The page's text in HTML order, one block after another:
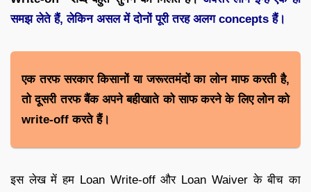
समझ लेते हैं, लेकिन असल में दोनों पूरी तरह अलग concepts हैं।
एक तरफ सरकार किसानों या जरूरतमंदों का लोन माफ करती है,
तो दूसरी तरफ बैंक अपने बहीखाते को साफ करने के लिए लोन को
write-off करते हैं।
इस लेख में हम Loan Write-off और Loan Waiver के बीच का